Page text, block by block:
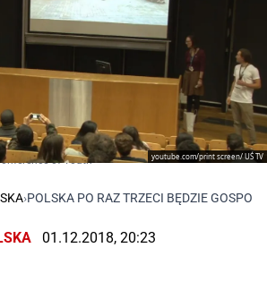
youtube.com/print screen/ UŚ TV
of Youth
›POLSKA PO RAZ TRZECI BĘDZIE
01.12.2018, 20:23